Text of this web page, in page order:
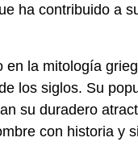
ha contribuido a
la mitología
los siglos. Su
su duradero
con historia y